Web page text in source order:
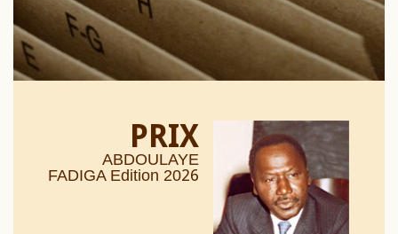
PRIX
ABDOULAYE
FADIGA Edition 2026